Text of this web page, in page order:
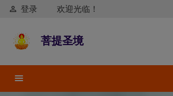
欢迎光临！
登录
菩提圣境